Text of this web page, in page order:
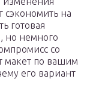
сэкономить на
готовая
но немного
со
макет по вашим
его вариант